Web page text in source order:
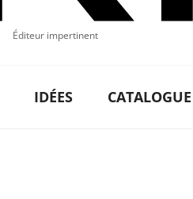
Éditeur impertinent
IDÉES CATALOGUE